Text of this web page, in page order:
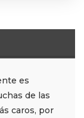
es
de las
caros, por